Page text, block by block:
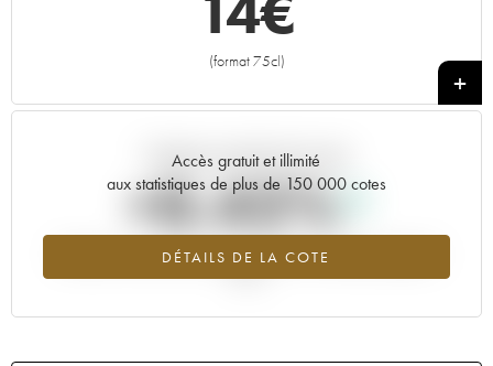
1991
(format 75cl)
+
Accès gratuit et illimité
aux statistiques de plus de 150 000 cotes
DÉTAILS DE LA COTE
Tendance actuelle de la cote
+0.42%
Tendance à la hausse du millésime 1996 en 2026 par rapport à